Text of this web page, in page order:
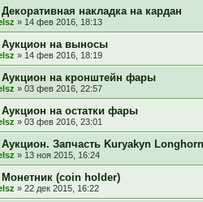
Декоративная накладка на кардан
» 14 фев 2016, 18:13
Аукцион на выносы
» 14 фев 2016, 18:19
Аукцион на кронштейн фары
» 03 фев 2016, 22:57
Аукцион на остатки фары
» 03 фев 2016, 23:01
Аукцион. Запчасть Kuryakyn
» 13 ноя 2015, 16:24
Монетник (coin holder)
» 22 дек 2015, 16:22